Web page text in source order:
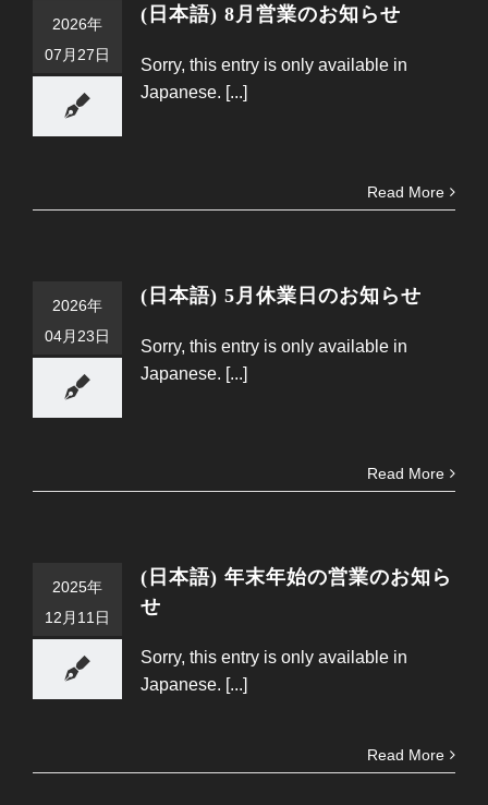
2026年
07月27日
(日本語) 8月営業のお知らせ
Sorry, this entry is only available in
Japanese. [...]
Read More
2026年
04月23日
(日本語) 5月休業日のお知らせ
Sorry, this entry is only available in
Japanese. [...]
Read More
2025年
12月11日
(日本語) 年末年始の営業のお知ら
せ
Sorry, this entry is only available in
Japanese. [...]
Read More